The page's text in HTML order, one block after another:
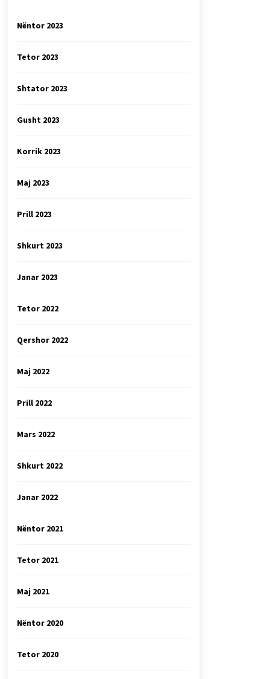
Nëntor 2023
Tetor 2023
Shtator 2023
Gusht 2023
Korrik 2023
Maj 2023
Prill 2023
Shkurt 2023
Janar 2023
Tetor 2022
Qershor 2022
Maj 2022
Prill 2022
Mars 2022
Shkurt 2022
Janar 2022
Nëntor 2021
Tetor 2021
Maj 2021
Nëntor 2020
Tetor 2020